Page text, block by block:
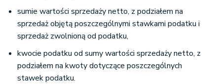
sumie wartości sprzedaży netto, z podziałem na
sprzedaż objętą poszczególnymi stawkami podatku i
sprzedaż zwolnioną od podatku,
kwocie podatku od sumy wartości sprzedaży netto, z
podziałem na kwoty dotyczące poszczególnych
stawek podatku.